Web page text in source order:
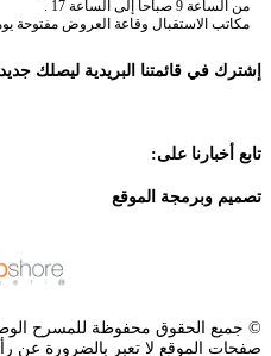
من الساعة 9 صباحا إلى الساعة 17 .
مكاتب الاستقبال وقاعة العروض مفتوحة يوميا من 9 صباحا إلى غاية
إشترك في قائمتنا البريدية ليصلك
تابع أخبارنا على:
تصميم وبرمجة الموقع
© جميع الحقوق محفوظة للمسرح
صفحات الموقع لا تعبر بالضرورة